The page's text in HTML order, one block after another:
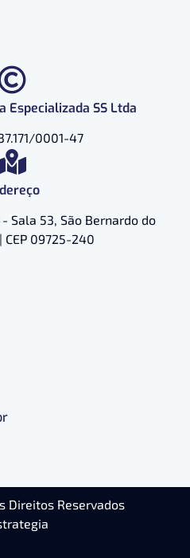
Especializada SS Ltda
0001-47
Sala 53, São Bernardo do
CEP 09725-240
Direitos Reservados